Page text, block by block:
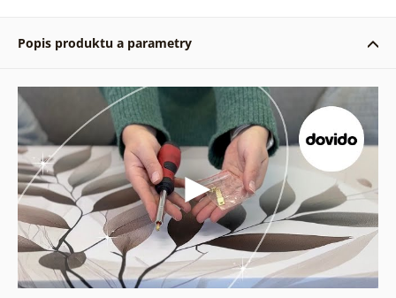
Popis produktu a parametry